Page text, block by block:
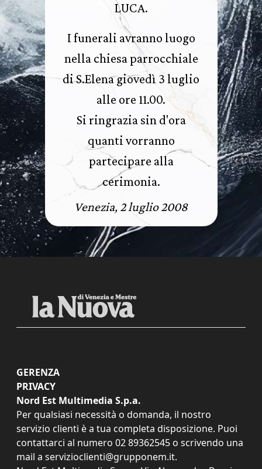
LUCA.
I funerali avranno luogo
nella chiesa parrocchiale
di S.Elena giovedì 3 luglio
alle ore 11.00.
Si ringrazia sin d'ora
quanti vorranno
partecipare alla
cerimonia.
Venezia, 2 luglio 2008
GERENZA
PRIVACY
Nord Est Multimedia S.p.a.
Per qualsiasi necessità o domanda, il nostro
servizio clienti è a tua completa disposizione. Puoi
contattarci al numero 02 89362545 o scrivendo una
mail a servizioclienti@grupponem.it.